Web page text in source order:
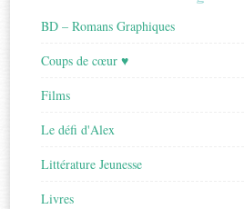
BD – Romans Graphiques
Coups de cœur ♥
Films
Le défi d'Alex
Littérature Jeunesse
Livres